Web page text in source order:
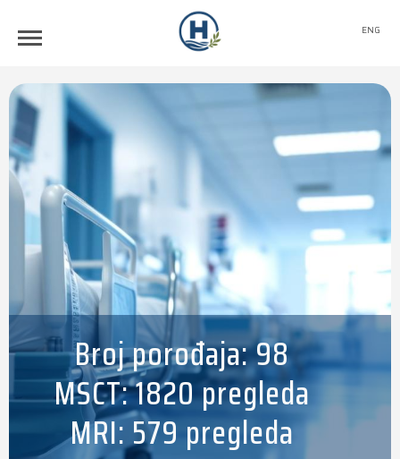
ENG
Broj porođaja: 98
MSCT: 1820 pregleda
MRI: 579 pregleda